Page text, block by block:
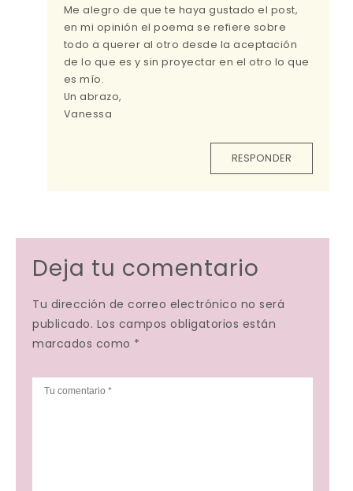
Me alegro de que te haya gustado el post,
en mi opinión el poema se refiere sobre
todo a querer al otro desde la aceptación
de lo que es y sin proyectar en el otro lo que
es mío.
Un abrazo,
Vanessa
RESPONDER
Deja tu comentario
Tu dirección de correo electrónico no será
publicado. Los campos obligatorios están
marcados como *